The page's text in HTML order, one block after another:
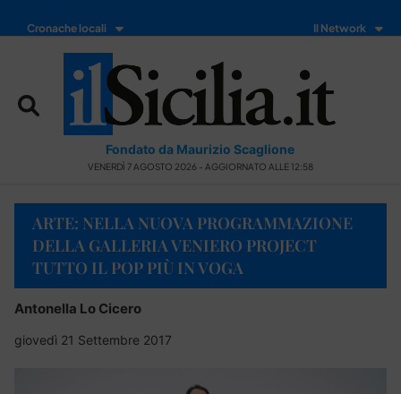
Cronache locali Il Network
Fondato da Maurizio Scaglione
VENERDÌ 7 AGOSTO 2026 - AGGIORNATO ALLE 12:58
ARTE: NELLA NUOVA PROGRAMMAZIONE
DELLA GALLERIA VENIERO PROJECT
TUTTO IL POP PIÙ IN VOGA
Antonella Lo Cicero
giovedì 21 Settembre 2017